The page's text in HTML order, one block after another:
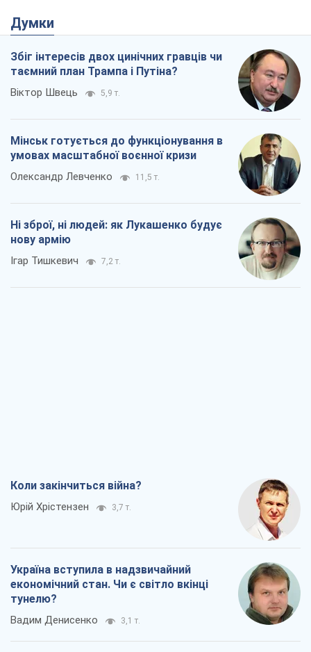
Думки
Збіг інтересів двох цинічних гравців чи
таємний план Трампа і Путіна?
Віктор Швець 5,9 т.
Мінськ готується до функціонування в
умовах масштабної воєнної кризи
Олександр Левченко 11,5 т.
Ні зброї, ні людей: як Лукашенко будує
нову армію
Ігар Тишкевич 7,2 т.
Коли закінчиться війна?
Юрій Хрістензен 3,7 т.
Україна вступила в надзвичайний
економічний стан. Чи є світло вкінці
тунелю?
Вадим Денисенко 3,1 т.